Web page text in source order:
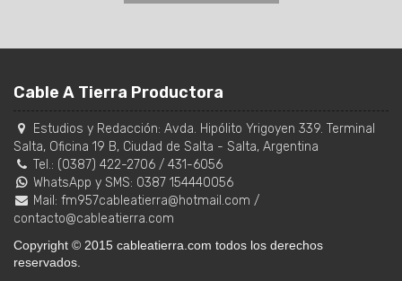
Cable A Tierra Productora
Estudios y Redacción: Avda. Hipólito Yrigoyen 339. Terminal
Salta, Oficina 19 B, Ciudad de Salta - Salta, Argentina
Tel.: (0387) 422-2706 / 431-6056
WhatsApp y SMS: 0387 154440056
Mail: fm957cableatierra@hotmail.com /
contacto@cableatierra.com
Copyright © 2015 cableatierra.com todos los derechos
reservados.